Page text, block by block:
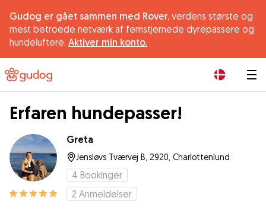
Gudog er gået sammen med Rover, verdens største og
mest betroede netværk af femstjernede dyrepassere og
hundeluftere. Aktiver min konto.
Erfaren hundepasser!
Greta
Jensløvs Tværvej B, 2920, Charlottenlund
4 Bookinger
2 Anmeldelser